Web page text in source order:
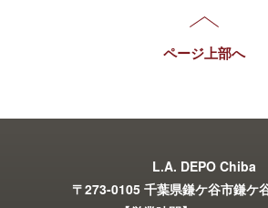
ページ上部へ
L.A. DEPO Chiba
〒273-0105 千葉県鎌ケ谷市鎌ケ